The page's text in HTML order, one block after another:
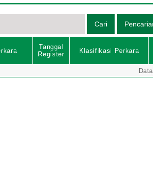
Tanggal
Register
Klasifikasi Perkara